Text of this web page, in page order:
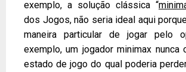
exemplo, a solução clássica “
dos Jogos, não seria ideal aqui
maneira particular de jogar pelo
exemplo, um jogador minimax nunca
estado de jogo do qual poderia